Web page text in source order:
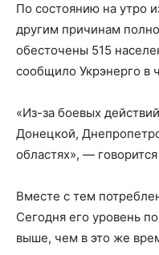
По состоянию на утро
другим причинам
обесточены 515
сообщило Укрэнерго в
«Из-за боевых
Донецкой,
областях», —
Вместе с тем
Сегодня его уровень
выше, чем в это же